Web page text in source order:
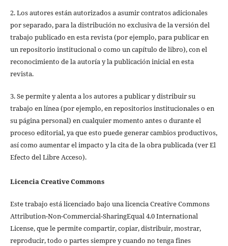
2. Los autores están autorizados a asumir contratos adicionales
por separado, para la distribución no exclusiva de la versión del
trabajo publicado en esta revista (por ejemplo, para publicar en
un repositorio institucional o como un capítulo de libro), con el
reconocimiento de la autoría y la publicación inicial en esta
revista.
3. Se permite y alenta a los autores a publicar y distribuir su
trabajo en línea (por ejemplo, en repositorios institucionales o en
su página personal) en cualquier momento antes o durante el
proceso editorial, ya que esto puede generar cambios productivos,
así como aumentar el impacto y la cita de la obra publicada (ver El
Efecto del Libre Acceso).
Licencia Creative Commons
Este trabajo está licenciado bajo una licencia Creative Commons
Attribution-Non-Commercial-SharingEqual 4.0 International
License, que le permite compartir, copiar, distribuir, mostrar,
reproducir, todo o partes siempre y cuando no tenga fines